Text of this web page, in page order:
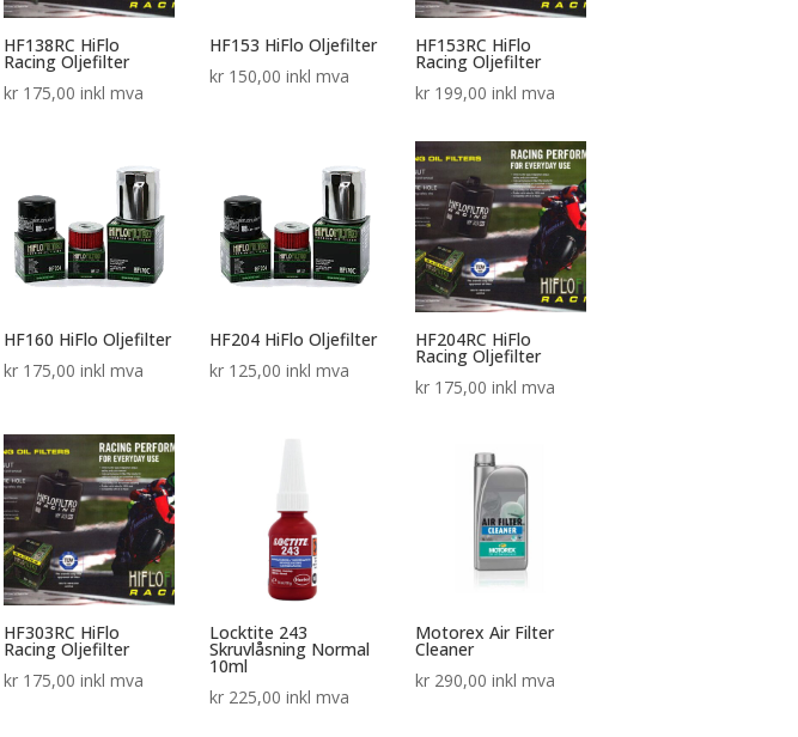
HF138RC HiFlo
Racing Oljefilter
kr 175,00 inkl mva
HF153 HiFlo Oljefilter
kr 150,00 inkl mva
HF153RC HiFlo
Racing Oljefilter
kr199,00 inkl mva
HF160 HiFlo Oljefilter
kr 175,00 inkl mva
HF204 HiFlo Oljefilter
kr 125,00 inkl mva
HF204RC HiFlo
Racing Oljefilter
kr175,00 inkl mva
HF303RC HiFlo
Racing Oljefilter
kr 175,00 inkl mva
Locktite 243
Skruvlåsning Normal
10ml
kr 225,00 inkl mva
Motorex Air Filter
Cleaner
kr290,00 inkl mva